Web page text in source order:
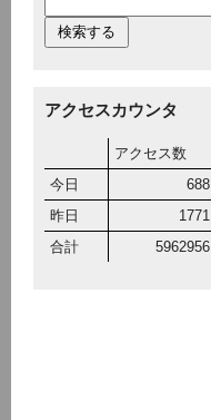
アクセスカウンタ
アクセス数
今日
688
昨日
1771
合計
5962956